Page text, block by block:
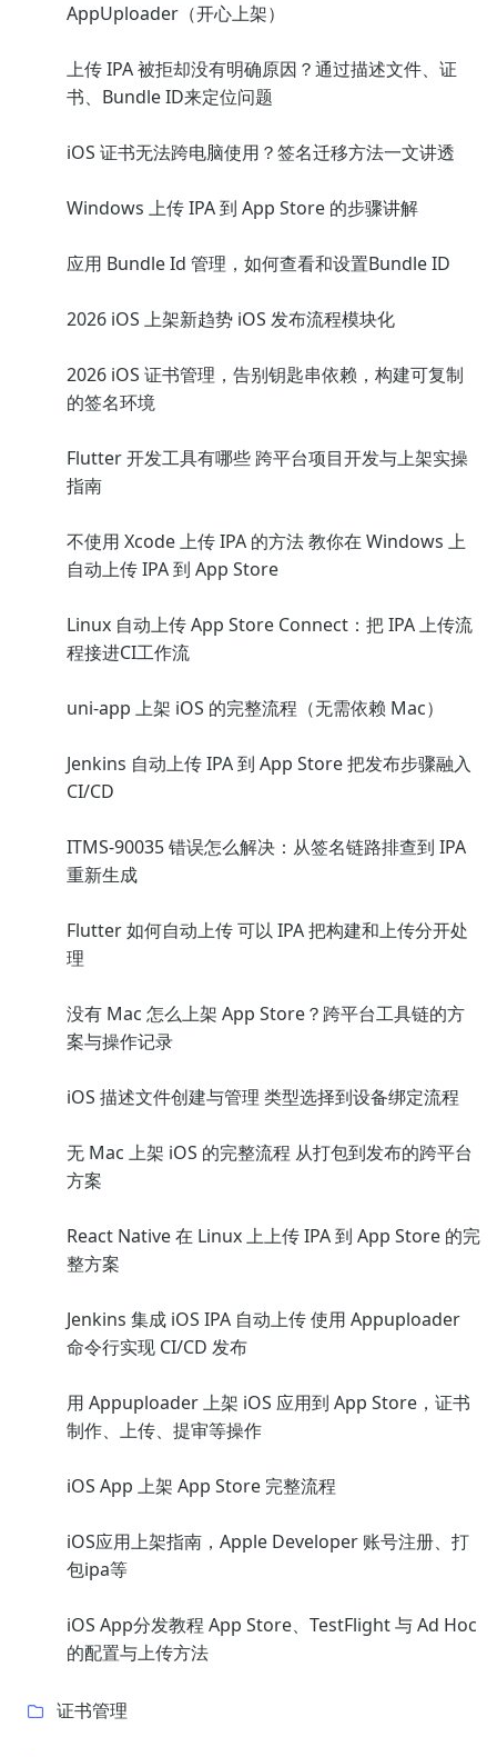
AppUploader（开心上架）
上传 IPA 被拒却没有明确原因？通过描述文件、证
书、Bundle ID来定位问题
iOS 证书无法跨电脑使用？签名迁移方法一文讲透
Windows 上传 IPA 到 App Store 的步骤讲解
应用 Bundle Id 管理，如何查看和设置Bundle ID
2026 iOS 上架新趋势 iOS 发布流程模块化
2026 iOS 证书管理，告别钥匙串依赖，构建可复制
的签名环境
Flutter 开发工具有哪些 跨平台项目开发与上架实操
指南
不使用 Xcode 上传 IPA 的方法 教你在 Windows 上
自动上传 IPA 到 App Store
Linux 自动上传 App Store Connect：把 IPA 上传流
程接进CI工作流
uni-app 上架 iOS 的完整流程（无需依赖 Mac）
Jenkins 自动上传 IPA 到 App Store 把发布步骤融入
CI/CD
ITMS-90035 错误怎么解决：从签名链路排查到 IPA
重新生成
Flutter 如何自动上传 可以 IPA 把构建和上传分开处
理
没有 Mac 怎么上架 App Store？跨平台工具链的方
案与操作记录
iOS 描述文件创建与管理 类型选择到设备绑定流程
无 Mac 上架 iOS 的完整流程 从打包到发布的跨平台
方案
React Native 在 Linux 上上传 IPA 到 App Store 的完
整方案
Jenkins 集成 iOS IPA 自动上传 使用 Appuploader
命令行实现 CI/CD 发布
用 Appuploader 上架 iOS 应用到 App Store，证书
制作、上传、提审等操作
iOS App 上架 App Store 完整流程
iOS应用上架指南，Apple Developer 账号注册、打
包ipa等
iOS App分发教程 App Store、TestFlight 与 Ad Hoc
的配置与上传方法
证书管理